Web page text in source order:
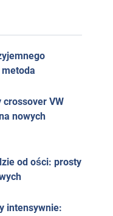
crossover VW
nowych
od ości: prosty
intensywnie: